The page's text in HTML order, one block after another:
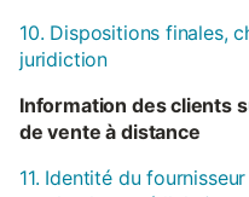
10. Dispositions finales,
juridiction
Information des clients
de vente à distance
11. Identité du